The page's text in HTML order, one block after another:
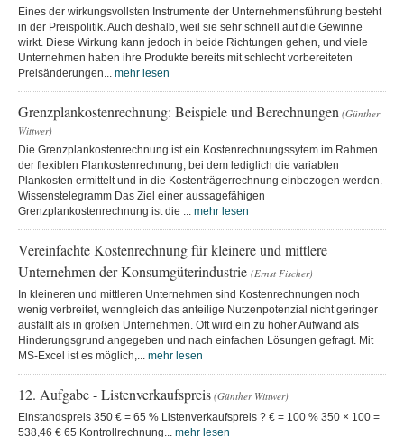
Eines der wirkungsvollsten Instrumente der Unternehmensführung besteht
in der Preispolitik. Auch deshalb, weil sie sehr schnell auf die Gewinne
wirkt. Diese Wirkung kann jedoch in beide Richtungen gehen, und viele
Unternehmen haben ihre Produkte bereits mit schlecht vorbereiteten
Preisänderungen... mehr lesen
Grenzplankostenrechnung: Beispiele und Berechnungen (Günther
Wittwer)
Die Grenzplankostenrechnung ist ein Kostenrechnungssytem im Rahmen
der flexiblen Plankostenrechnung, bei dem lediglich die variablen
Plankosten ermittelt und in die Kostenträgerrechnung einbezogen werden.
Wissenstelegramm Das Ziel einer aussagefähigen
Grenzplankostenrechnung ist die ... mehr lesen
Vereinfachte Kostenrechnung für kleinere und mittlere
Unternehmen der Konsumgüterindustrie (Ernst Fischer)
In kleineren und mittleren Unternehmen sind Kostenrechnungen noch
wenig verbreitet, wenngleich das anteilige Nutzenpotenzial nicht geringer
ausfällt als in großen Unternehmen. Oft wird ein zu hoher Aufwand als
Hinderungsgrund angegeben und nach einfachen Lösungen gefragt. Mit
MS-Excel ist es möglich,... mehr lesen
12. Aufgabe - Listenverkaufspreis (Günther Wittwer)
Einstandspreis 350 € = 65 % Listenverkaufspreis ? € = 100 % 350 × 100 =
538,46 € 65 Kontrollrechnung... mehr lesen